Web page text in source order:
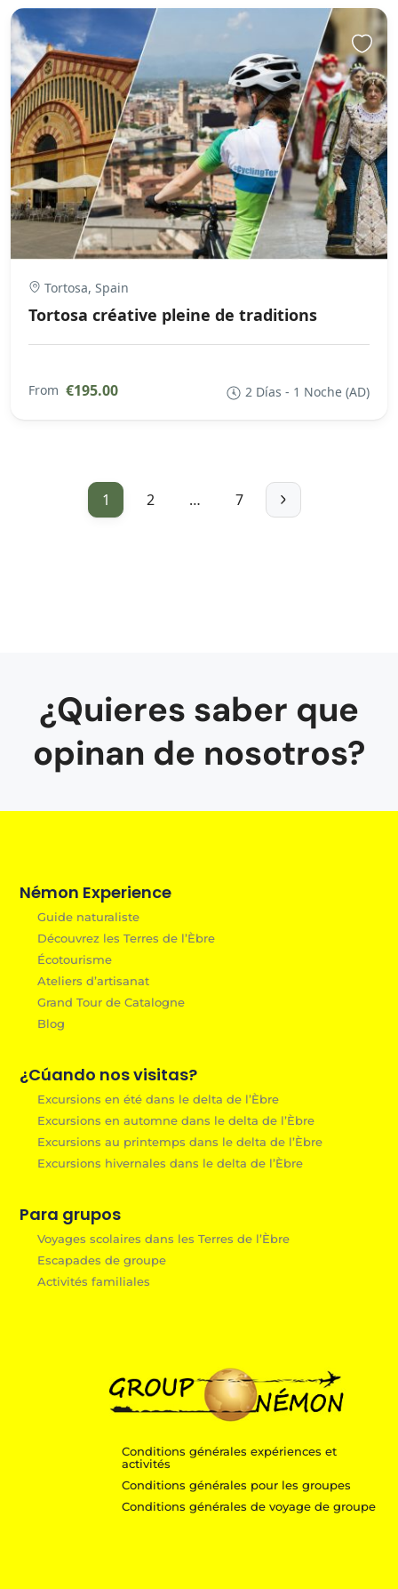
Tortosa, Spain
Tortosa créative pleine de traditions
From €195.00 2 Días - 1 Noche (AD)
1 2 … 7
¿Quieres saber que
opinan de nosotros?
Némon Experience
Guide naturaliste
Découvrez les Terres de l’Èbre
Écotourisme
Ateliers d’artisanat
Grand Tour de Catalogne
Blog
¿Cúando nos visitas?
Excursions en été dans le delta de l’Èbre
Excursions en automne dans le delta de l’Èbre
Excursions au printemps dans le delta de l’Èbre
Excursions hivernales dans le delta de l’Èbre
Para grupos
Voyages scolaires dans les Terres de l’Èbre
Escapades de groupe
Activités familiales
Conditions générales expériences et
activités
Conditions générales pour les groupes
Conditions générales de voyage de groupe